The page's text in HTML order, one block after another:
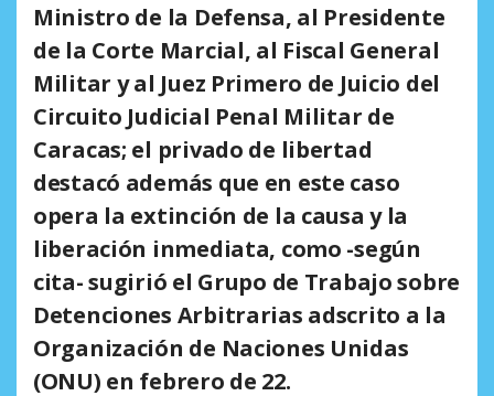
Ministro de la Defensa, al Presidente
de la Corte Marcial, al Fiscal General
Militar y al Juez Primero de Juicio del
Circuito Judicial Penal Militar de
Caracas; el privado de libertad
destacó además que en este caso
opera la extinción de la causa y la
liberación inmediata, como -según
cita- sugirió el Grupo de Trabajo sobre
Detenciones Arbitrarias adscrito a la
Organización de Naciones Unidas
(ONU) en febrero de 22.